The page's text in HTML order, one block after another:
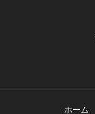
ホーム